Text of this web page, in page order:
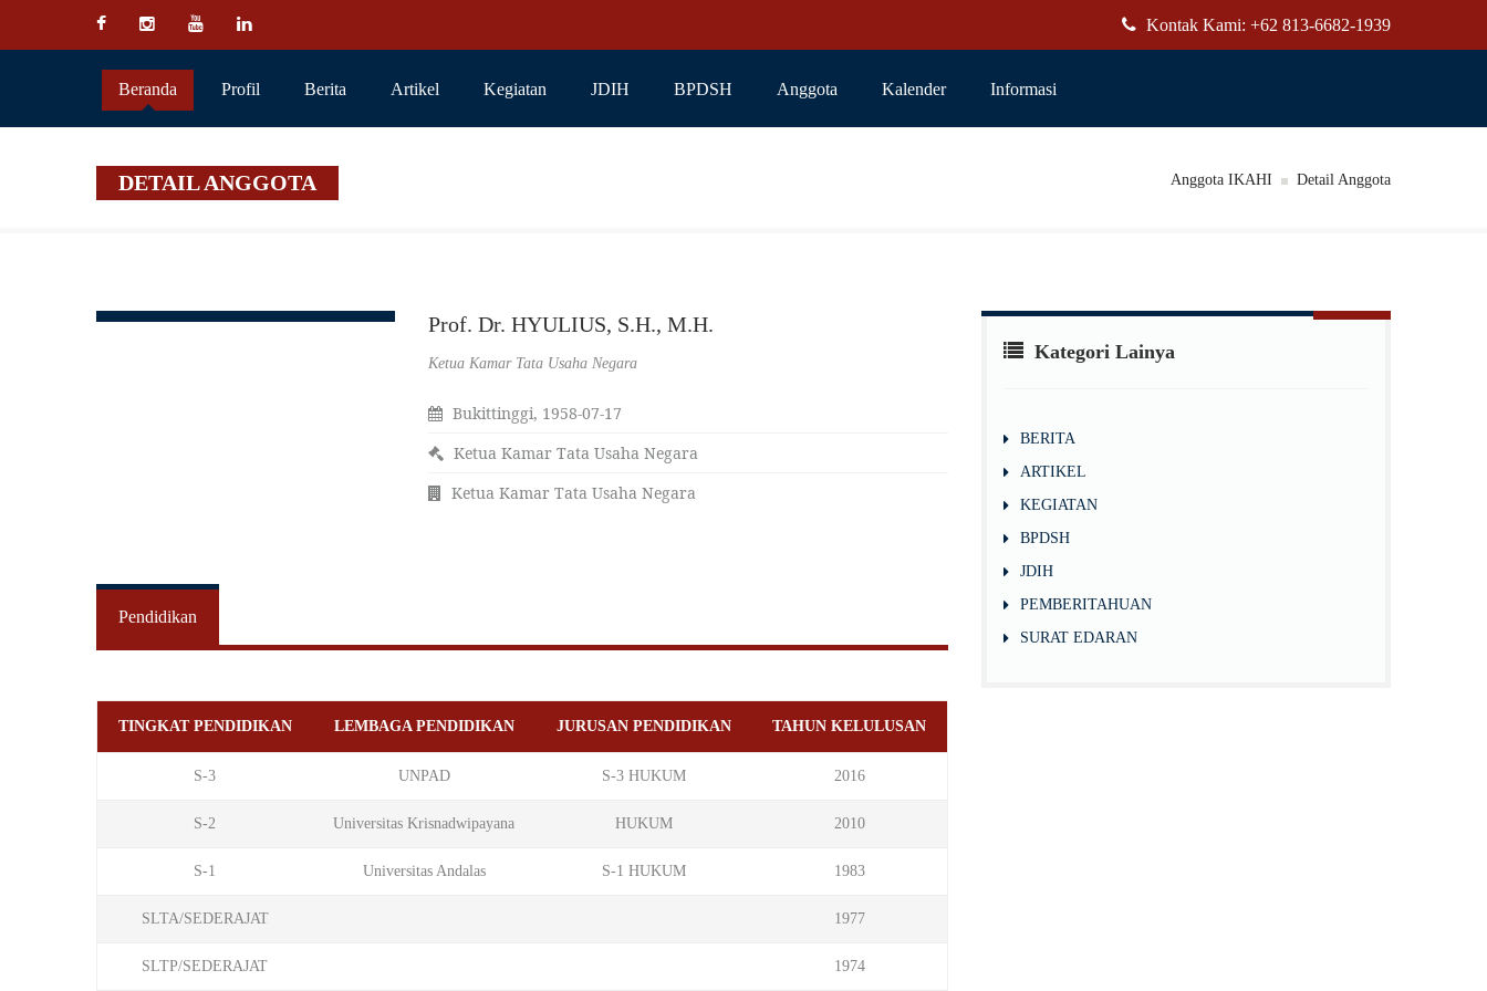
Kontak Kami: +62 813-6682-1939
Beranda Profil Berita Artikel Kegiatan JDIH BPDSH Anggota Kalender Informasi
DETAIL ANGGOTA Anggota IKAHI Detail Anggota
Prof. Dr. HYULIUS, S.H., M.H.
Ketua Kamar Tata Usaha Negara
Bukittinggi, 1958-07-17
Ketua Kamar Tata Usaha Negara
Ketua Kamar Tata Usaha Negara
Pendidikan
TINGKAT PENDIDIKAN LEMBAGA PENDIDIKAN JURUSAN PENDIDIKAN TAHUN KELULUSAN
S-3 UNPAD S-3 HUKUM 2016
S-2 Universitas Krisnadwipayana HUKUM 2010
S-1 Universitas Andalas S-1 HUKUM 1983
SLTA/SEDERAJAT 1977
SLTP/SEDERAJAT 1974
Kategori Lainya
BERITA
ARTIKEL
KEGIATAN
BPDSH
JDIH
PEMBERITAHUAN
SURAT EDARAN